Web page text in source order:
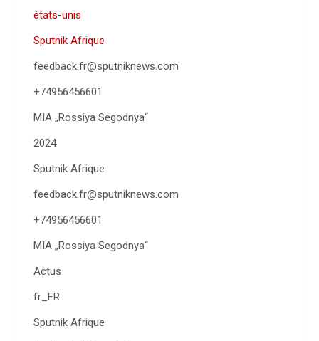
états-unis
Sputnik Afrique
feedback.fr@sputniknews.com
+74956456601
MIA „Rossiya Segodnya“
2024
Sputnik Afrique
feedback.fr@sputniknews.com
+74956456601
MIA „Rossiya Segodnya“
Actus
fr_FR
Sputnik Afrique